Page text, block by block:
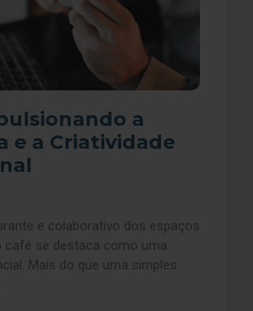
a
e a Criatividade
e colaborativo dos espaços
café se destaca como uma
Mais do que uma simples